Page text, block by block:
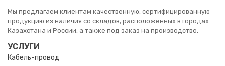
Мы предлагаем клиентам качественную, сертифицированную
продукцию из наличия со складов, расположенных в городах
Казахстана и России, а также под заказ на производство.
УСЛУГИ
Кабель-провод